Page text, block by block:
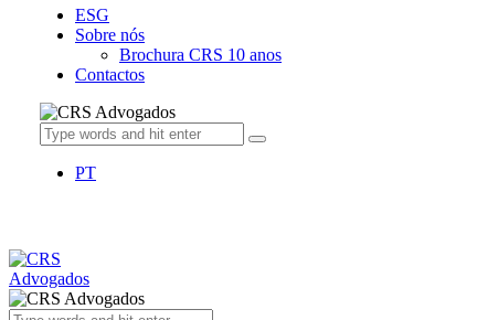
ESG
Sobre nós
Brochura CRS 10 anos
Contactos
PT